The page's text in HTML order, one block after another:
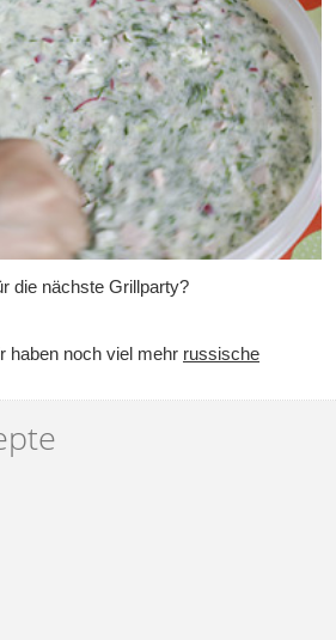
die nächste Grillparty?
haben noch viel mehr russische